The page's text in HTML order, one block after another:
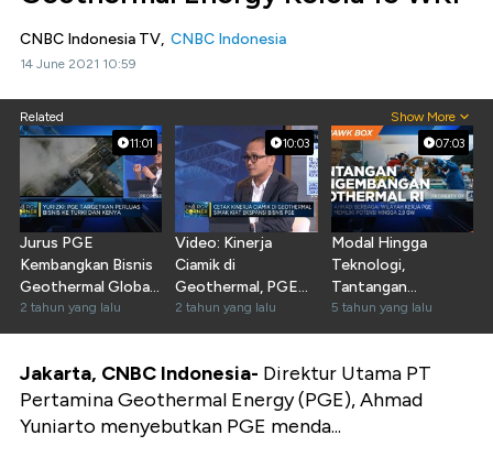
CNBC Indonesia TV, CNBC Indonesia
14 June 2021 10:59
Related Show More
11:01
Jurus PGE
Kembangkan Bisnis
Geothermal Global
Hingga Turki dan
Kenya
2 tahun yang lalu
10:03
Video: Kinerja
Ciamik di
Geothermal, PGE
Kejar Target
Kapasitas 1 GW
2 tahun yang lalu
07:03
Modal Hingga
Teknologi,
Tantangan
Pengembangan
Geothermal RI
5 tahun yang lalu
Jakarta, CNBC Indonesia- Direktur Utama PT
Pertamina Geothermal Energy (PGE), Ahmad
Yuniarto menyebutkan PGE menda...